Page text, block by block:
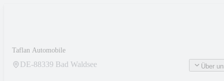
Taflan Automobile
DE-88339 Bad Waldsee Über